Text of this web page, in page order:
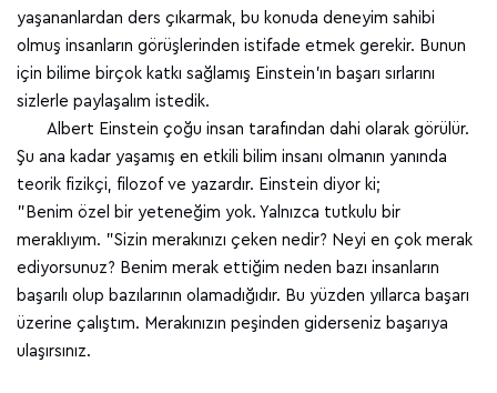
yaşananlardan ders çıkarmak, bu konuda deneyim sahibi
olmuş insanların görüşlerinden istifade etmek gerekir. Bunun
için bilime birçok katkı sağlamış Einstein'ın başarı sırlarını
sizlerle paylaşalım istedik.
Albert Einstein çoğu insan tarafından dahi olarak görülür.
Şu ana kadar yaşamış en etkili bilim insanı olmanın yanında
teorik fizikçi, filozof ve yazardır. Einstein diyor ki;
"Benim özel bir yeteneğim yok. Yalnızca tutkulu bir
meraklıyım. "Sizin merakınızı çeken nedir? Neyi en çok merak
ediyorsunuz? Benim merak ettiğim neden bazı insanların
başarılı olup bazılarının olamadığıdır. Bu yüzden yıllarca başarı
üzerine çalıştım. Merakınızın peşinden giderseniz başarıya
ulaşırsınız.